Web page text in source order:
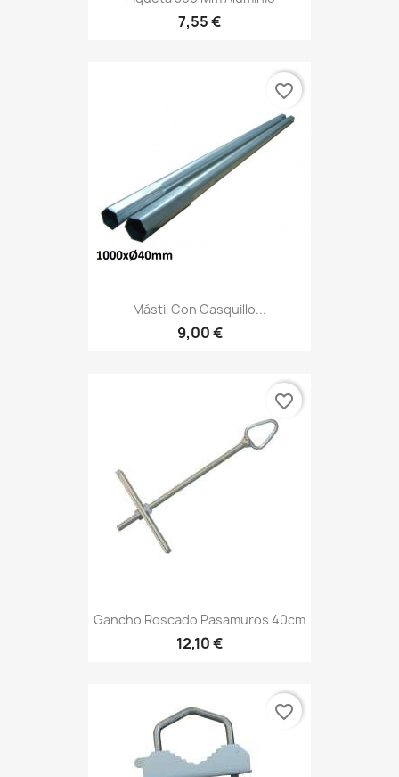
7,55 €
Mástil Con Casquillo...
9,00 €
favorite_border
Gancho Roscado Pasamuros 40cm
12,10 €
favorite_border
favorite_border